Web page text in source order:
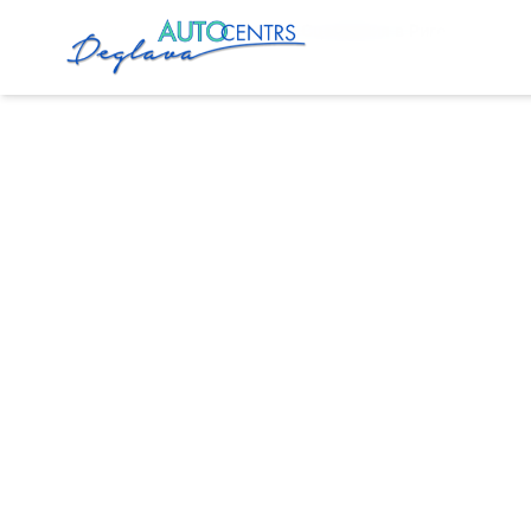
Главная Услуги Замена Сцепления в Риге